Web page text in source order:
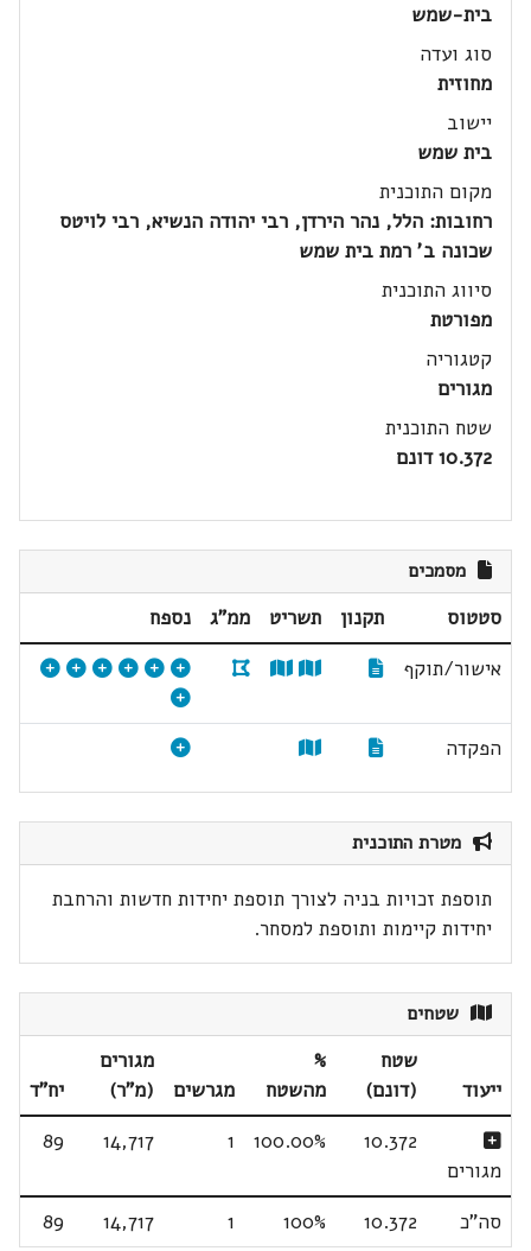
בית-שמש
סוג ועדה
מחוזית
יישוב
בית שמש
מקום התוכנית
רחובות: הלל, נהר הירדן, רבי יהודה הנשיא, רבי לויטס
שכונה ב' רמת בית שמש
סיווג התוכנית
מפורטת
קטגוריה
מגורים
שטח התוכנית
10.372 דונם
מסמכים
סטטוס תקנון תשריט ממ"ג
נספח
אישור/תוקף
הפקדה
מטרת התוכנית
תוספת זכויות בניה לצורך תוספת יחידות חדשות והרחבת
יחידות קיימות ותוספת למסחר.
שטחים
ייעוד
שטח
(דונם)
%
מהשטח
מגרשים
מגורים
(מ"ר)
יח"ד
מגורים
10.372
100.00%
1
14,717
89
סה"כ 10.372
100%
1
14,717
89